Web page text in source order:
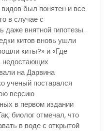
был понятен и все
в случае с
даже внятной гипотезы.
китов вновь ушли
киты?» и «Где
недостающих
на Дарвина
ученый постарался
версию
в первом издании
биолог отмечал, что
в воде с открытой